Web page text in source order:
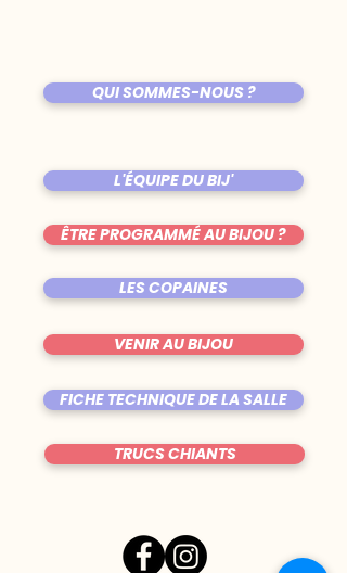
QUI SOMMES-NOUS ?
L'ÉQUIPE DU BIJ'
ÊTRE PROGRAMMÉ AU BIJOU ?
LES COPAINES
VENIR AU BIJOU
FICHE TECHNIQUE DE LA SALLE
TRUCS CHIANTS